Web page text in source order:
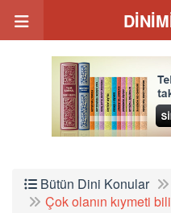
Bütün Dini Konular
Çok olanın kıymeti